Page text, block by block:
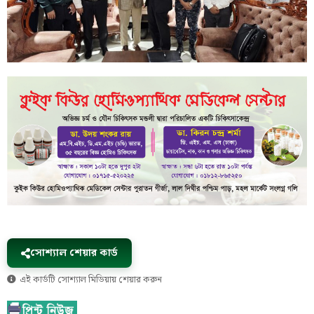
সোশ্যাল শেয়ার কার্ড
এই কার্ডটি সোশ্যাল মিডিয়ায় শেয়ার করুন